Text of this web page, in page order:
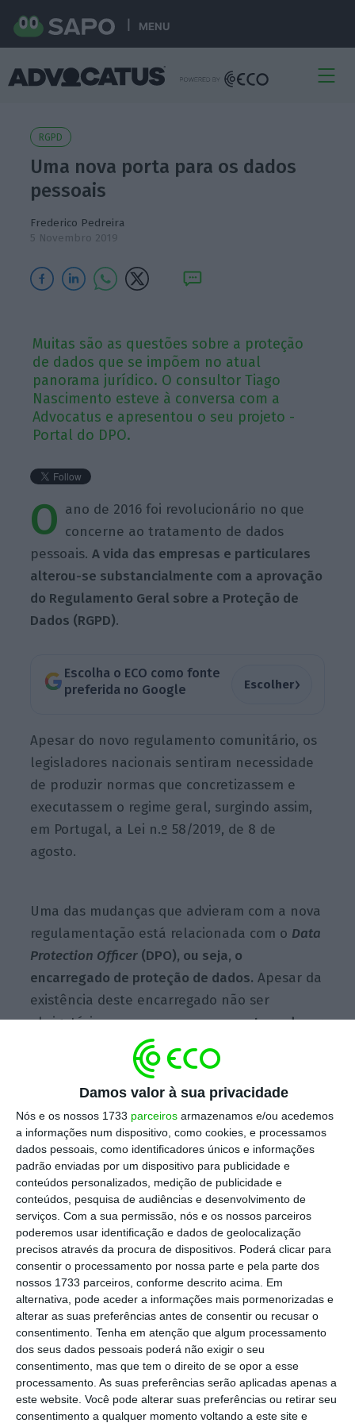
Damos valor à sua privacidade
Nós e os nossos 1733 parceiros armazenamos e/ou acedemos
a informações num dispositivo, como cookies, e processamos
dados pessoais, como identificadores únicos e informações
padrão enviadas por um dispositivo para publicidade e
conteúdos personalizados, medição de publicidade e
conteúdos, pesquisa de audiências e desenvolvimento de
serviços. Com a sua permissão, nós e os nossos parceiros
poderemos usar identificação e dados de geolocalização
precisos através da procura de dispositivos. Poderá clicar para
consentir o processamento por nossa parte e pela parte dos
nossos 1733 parceiros, conforme descrito acima. Em
alternativa, pode aceder a informações mais pormenorizadas e
alterar as suas preferências antes de consentir ou recusar o
consentimento. Tenha em atenção que algum processamento
dos seus dados pessoais poderá não exigir o seu
consentimento, mas que tem o direito de se opor a esse
processamento. As suas preferências serão aplicadas apenas a
este website. Você pode alterar suas preferências ou retirar seu
consentimento a qualquer momento voltando a este site e
MENU
RGPD
Uma nova porta para os dados
pessoais
Frederico Pedreira
5 Novembro 2019
Muitas são as questões sobre a proteção
de dados que se impõem no atual
panorama jurídico. O consultor Tiago
Nascimento esteve à conversa com a
Advocatus e apresentou o seu projeto -
Portal do DPO.
O ano de 2016 foi revolucionário no que
concerne ao tratamento de dados
pessoais.A vida das empresas e particulares
alterou-se substancialmente com a aprovação
do Regulamento Geral sobre a Proteção de
Dados (RGPD).
Escolha o ECO como fonte
preferida no Google
Escolher›
Apesar do novo regulamento comunitário, os
legisladores nacionais sentiram necessidade
de produzir normas que concretizassem e
executassem o regime geral, surgindo assim,
em Portugal, a Lei n.º 58/2019, de 8 de
agosto.
Uma das mudanças que advieram com a nova
regulamentação está relacionada com o Data
Protection Officer (DPO), ou seja, o
encarregado de proteção de dados. Apesar da
existência deste encarregado não ser
obrigatória, asempresas passam a ter o dever
de designar um DPO que assegure a realização
de auditorias e sensibilize os utilizadores para
a importância da deteção atempada de
incidentes de segurança.
RGPD: “Agora é que vão começar os problemas
jurídicos”
Ler Mais
“A implementação de um projeto de RGPD deve
ser visto sempre como uma oportunidade para
diversas áreas de negócio,através de uma
série de medidas que possibilitam a revisão
de estruturas, processos e procedimentos e
até otimização de sistemas informáticos para
melhorias da eficiência interna e conquista
de vantagens competitivas no mercado”,